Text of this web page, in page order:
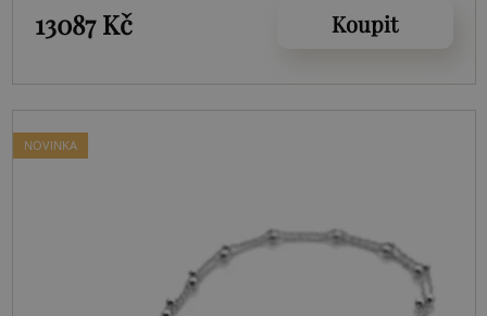
13087 Kč
Koupit
NOVINKA